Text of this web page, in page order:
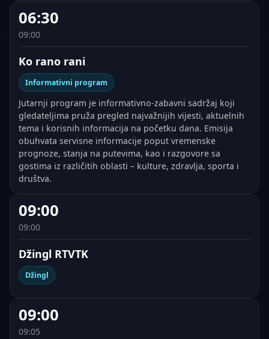
06:30
09:00
Ko rano rani
Informativni program
Jutarnji program je informativno-zabavni sadržaj koji
gledateljima pruža pregled najvažnijih vijesti, aktuelnih
tema i korisnih informacija na početku dana. Emisija
obuhvata servisne informacije poput vremenske
prognoze, stanja na putevima, kao i razgovore sa
gostima iz različitih oblasti – kulture, zdravlja, sporta i
društva.
09:00
09:00
Džingl RTVTK
Džingl
09:00
09:05